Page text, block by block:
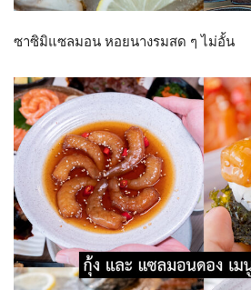
ซาซิมิแซลมอน หอยนางรมสด ๆ ไม่อั้น